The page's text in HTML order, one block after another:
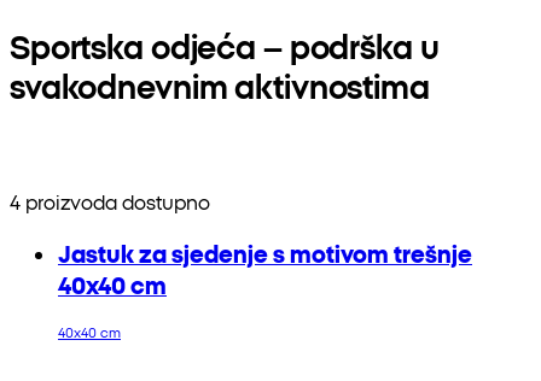
Sportska odjeća – podrška u
svakodnevnim aktivnostima
4 proizvoda dostupno
Jastuk za sjedenje s motivom trešnje
40x40 cm
40x40 cm